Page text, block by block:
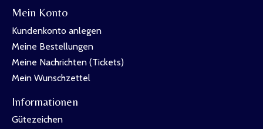
Mein Konto
Kundenkonto anlegen
Meine Bestellungen
Meine Nachrichten (Tickets)
Mein Wunschzettel
Informationen
Gütezeichen